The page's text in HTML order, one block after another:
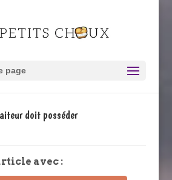
page
doit posséder
avec :